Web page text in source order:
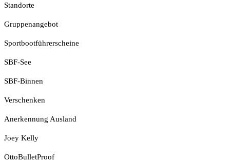
Standorte
Gruppenangebot
Sportbootführerscheine
SBF-See
SBF-Binnen
Verschenken
Anerkennung Ausland
Joey Kelly
OttoBulletProof